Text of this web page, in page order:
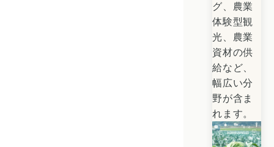
グ、農業
体験型観
光、農業
資材の供
給など、
幅広い分
野が含ま
れます。